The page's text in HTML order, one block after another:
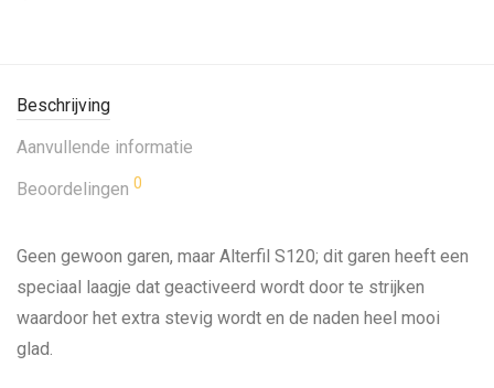
Beschrijving
Aanvullende informatie
Beoordelingen 0
Geen gewoon garen, maar Alterfil S120; dit garen heeft een
speciaal laagje dat geactiveerd wordt door te strijken
waardoor het extra stevig wordt en de naden heel mooi
glad.